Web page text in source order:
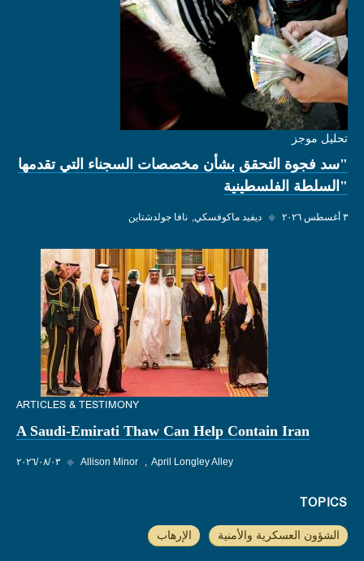
تحليل موجز
"سد فجوة التحقق بشأن مخصصات السجناء التي تقدمها
"السلطة الفلسطينية
٣ أغسطس ٢٠٢٦ ◆ ديفيد ماكوفسكي نافا جولدشتاين
ARTICLES & TESTIMONY
A Saudi-Emirati Thaw Can Help Contain Iran
٠٣‏/٠٨‏/٢٠٢٦ ◆ Allison Minor April Longley Alley
TOPICS
الشؤون العسكرية والأمنية الإرهاب